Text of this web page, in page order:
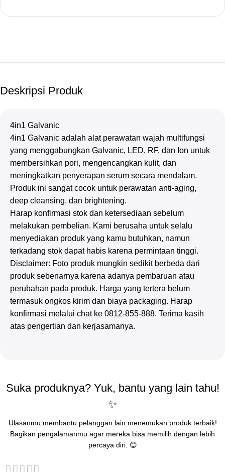
Deskripsi Produk
4in1 Galvanic
4in1 Galvanic adalah alat perawatan wajah multifungsi
yang menggabungkan Galvanic, LED, RF, dan Ion untuk
membersihkan pori, mengencangkan kulit, dan
meningkatkan penyerapan serum secara mendalam.
Produk ini sangat cocok untuk perawatan anti-aging,
deep cleansing, dan brightening.
Harap konfirmasi stok dan ketersediaan sebelum
melakukan pembelian. Kami berusaha untuk selalu
menyediakan produk yang kamu butuhkan, namun
terkadang stok dapat habis karena permintaan tinggi.
Disclaimer: Foto produk mungkin sedikit berbeda dari
produk sebenarnya karena adanya pembaruan atau
perubahan pada produk. Harga yang tertera belum
termasuk ongkos kirim dan biaya packaging. Harap
konfirmasi melalui chat ke 0812-855-888. Terima kasih
atas pengertian dan kerjasamanya.
Suka produknya? Yuk, bantu yang lain tahu!
✨
Ulasanmu membantu pelanggan lain menemukan produk terbaik!
Bagikan pengalamanmu agar mereka bisa memilih dengan lebih
percaya diri. 😊